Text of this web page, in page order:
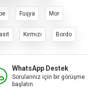
Fuşya Mor
Kırmızı Bordo
WhatsApp Destek
Sorularınız için bir görüşme
başlatın.